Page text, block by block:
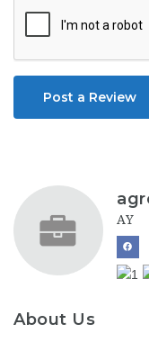
Post a Review
AY
About Us